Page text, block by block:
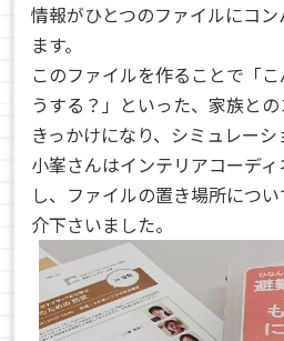
情報がひとつのファイルにコ
ます。
このファイルを作ることで「
うする？」といった、家族と
きっかけになり、シミュレーシ
小峯さんはインテリアコーデ
し、ファイルの置き場所につ
介下さいました。